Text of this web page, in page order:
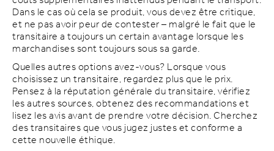
Dans le cas où cela se produit, vous devez être critique,
et ne pas avoir peur de contester – malgré le fait que le
transitaire a toujours un certain avantage lorsque les
marchandises sont toujours sous sa garde.
Quelles autres options avez-vous? Lorsque vous
choisissez un transitaire, regardez plus que le prix.
Pensez à la réputation générale du transitaire, vérifiez
les autres sources, obtenez des recommandations et
lisez les avis avant de prendre votre décision. Cherchez
des transitaires que vous jugez justes et conforme a
cette nouvelle éthique.